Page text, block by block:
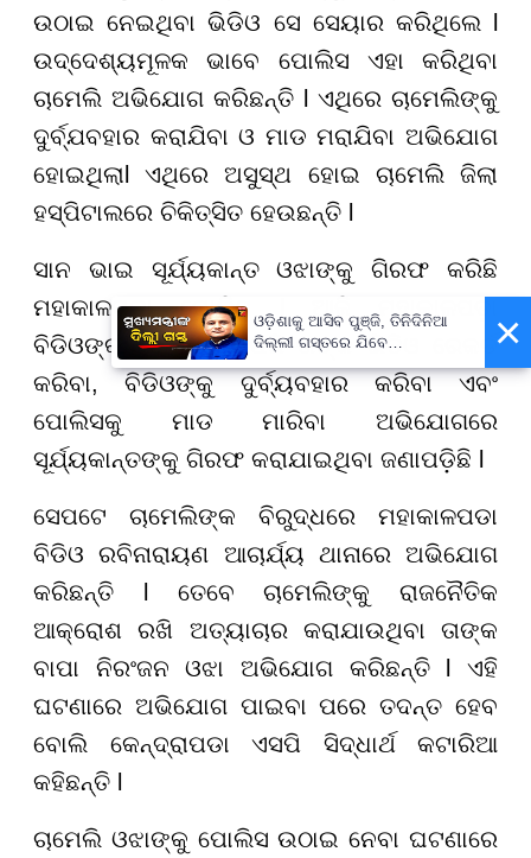
ଉଠାଇ ନେଇଥିବା ଭିଡିଓ ସେ ସେୟାର କରିଥିଲେ l
ଉଦ୍ଦେଶ୍ୟମୂଳକ ଭାବେ ପୋଲିସ ଏହା କରିଥିବା
ଚାମେଲି ଅଭିଯୋଗ କରିଛନ୍ତି l ଏଥିରେ ଚାମେଲିଙ୍କୁ
ଦୁର୍ବ୍ଯବହାର କରାଯିବା ଓ ମାଡ ମରାଯିବା ଅଭିଯୋଗ
ହୋଇଥିଲାl ଏଥିରେ ଅସୁସ୍ଥ ହୋଇ ଚାମେଲି ଜିଲା
ହସ୍ପିଟାଲରେ ଚିକିତ୍ସିତ ହେଉଛନ୍ତି l
ସାନ ଭାଇ ସୂର୍ଯ୍ୟକାନ୍ତ ଓଝାଙ୍କୁ ଗିରଫ କରିଛି
ମହାକାଳପଡ଼ା ପୋଲିସ l ଆଜି ମହାକାଳପଡ଼ା
ବିଡିଓଙ୍କ ଚାମ୍ବରରେ ପଶି ତାଙ୍କ ଭିଡିଓ ରେକର୍ଡ
କରିବା, ବିଡିଓଙ୍କୁ ଦୁର୍ବ୍ୟବହାର କରିବା ଏବଂ
ପୋଲିସକୁ ମାଡ ମାରିବା ଅଭିଯୋଗରେ
ସୂର୍ଯ୍ୟକାନ୍ତଙ୍କୁ ଗିରଫ କରାଯାଇଥିବା ଜଣାପଡ଼ିଛି l
ସେପଟେ ଚାମେଲିଙ୍କ ବିରୁଦ୍ଧରେ ମହାକାଳପଡା
ବିଡିଓ ରବିନାରାୟଣ ଆଚାର୍ଯ୍ୟ ଥାନାରେ ଅଭିଯୋଗ
କରିଛନ୍ତି l ତେବେ ଚାମେଲିଙ୍କୁ ରାଜନୈତିକ
ଆକ୍ରୋଶ ରଖି ଅତ୍ୟାଚାର କରାଯାଉଥିବା ତାଙ୍କ
ବାପା ନିରଂଜନ ଓଝା ଅଭିଯୋଗ କରିଛନ୍ତି l ଏହି
ଘଟଣାରେ ଅଭିଯୋଗ ପାଇବା ପରେ ତଦନ୍ତ ହେବ
ବୋଲି କେନ୍ଦ୍ରାପଡା ଏସପି ସିଦ୍ଧାର୍ଥ କଟାରିଆ
କହିଛନ୍ତି l
ଚାମେଲି ଓଝାଙ୍କୁ ପୋଲିସ ଉଠାଇ ନେବା ଘଟଣାରେ
×
ଓଡ଼ିଶାକୁ ଆସିବ ପୁଞ୍ଜି, ତିନିଦିନିଆ
ଦିଲ୍ଲୀ ଗସ୍ତରେ ଯିବେ
ମୁଖ୍ୟମନ୍ତ୍ରୀ ମୋହନ ମାଝୀ